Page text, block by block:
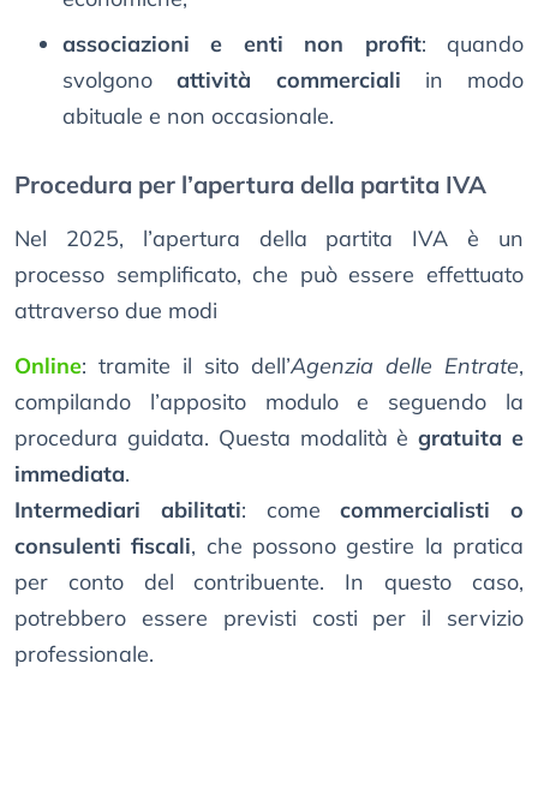
associazioni e enti non profit: quando
svolgonoattività commerciali in modo
abituale e non occasionale.
Procedura per l’apertura della partita IVA
Nel 2025, l’apertura della partita IVA è un
processo semplificato, che può essere effettuato
attraverso due modi
Online: tramite il sito dell’Agenzia delle Entrate,
compilando l’apposito modulo e seguendo la
procedura guidata. Questa modalità ègratuita e
immediata.
Intermediari abilitati: comecommercialisti o
consulenti fiscali, che possono gestire la pratica
per conto del contribuente. In questo caso,
potrebbero essere previsti costi per il servizio
professionale.